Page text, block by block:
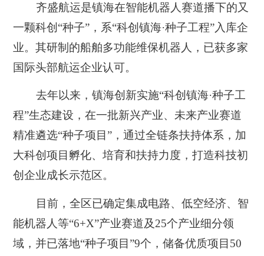
齐盛航运是镇海在智能机器人赛道播下的又
一颗科创“种子”，系“科创镇海·种子工程”入库企
业。其研制的船舶多功能维保机器人，已获多家
国际头部航运企业认可。
去年以来，镇海创新实施“科创镇海·种子工
程”生态建设，在一批新兴产业、未来产业赛道
精准遴选“种子项目”，通过全链条扶持体系，加
大科创项目孵化、培育和扶持力度，打造科技初
创企业成长示范区。
目前，全区已确定集成电路、低空经济、智
能机器人等“6+X”产业赛道及25个产业细分领
域，并已落地“种子项目”9个，储备优质项目50